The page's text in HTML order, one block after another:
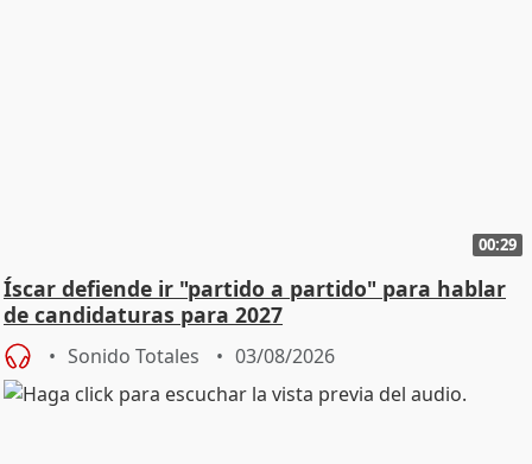
00:29
Íscar defiende ir "partido a partido" para hablar
de candidaturas para 2027
Sonido Totales 03/08/2026